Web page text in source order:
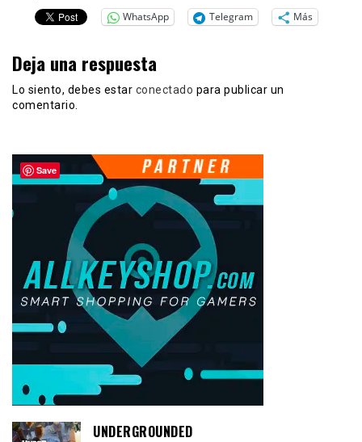
WhatsApp Telegram Más
Deja una respuesta
Lo siento, debes estar conectado para publicar un
comentario.
UNDERGROUNDED
Save